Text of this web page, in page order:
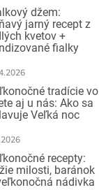
džem:
jarný recept z
kvetov +
fialky
tradície vo
aj u nás: Ako sa
Veľká noc
recepty:
milosti, baránok
nádivka